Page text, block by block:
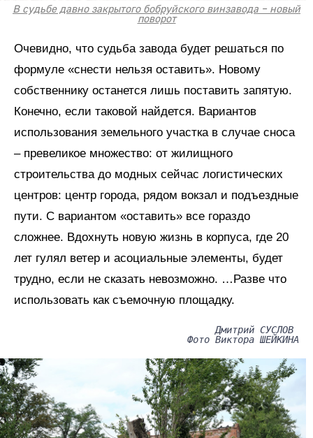
В судьбе давно закрытого бобруйского винзавода – новый
поворот
Очевидно, что судьба завода будет решаться по
формуле «снести нельзя оставить». Новому
собственнику останется лишь поставить запятую.
Конечно, если таковой найдется. Вариантов
использования земельного участка в случае сноса
– превеликое множество: от жилищного
строительства до модных сейчас логистических
центров: центр города, рядом вокзал и подъездные
пути. С вариантом «оставить» все гораздо
сложнее. Вдохнуть новую жизнь в корпуса, где 20
лет гулял ветер и асоциальные элементы, будет
трудно, если не сказать невозможно. …Разве что
использовать как съемочную площадку.
Дмитрий СУСЛОВ
Фото Виктора ШЕЙКИНА